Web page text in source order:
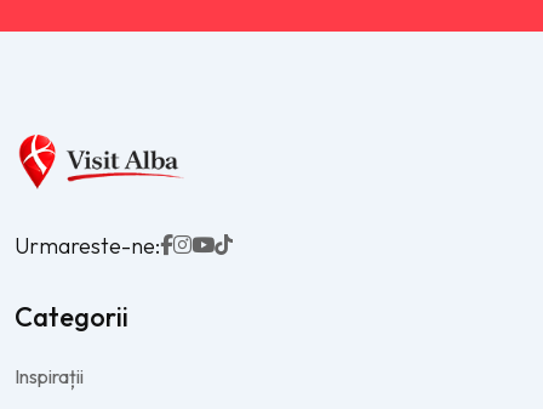
Urmareste-ne:
Categorii
Inspirații